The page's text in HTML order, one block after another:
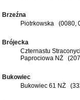
Brzeźna
Piotrkowska (0080,
Brójecka
Czternastu
Paprociowa NŻ
Bukowiec
Bukowiec 61 NŻ